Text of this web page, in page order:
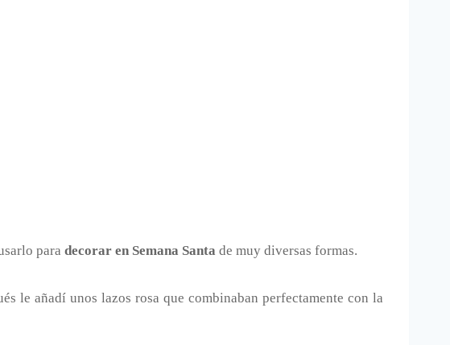
para decorar en Semana Santa de muy diversas formas.
le añadí unos lazos rosa que combinaban perfectamente con la